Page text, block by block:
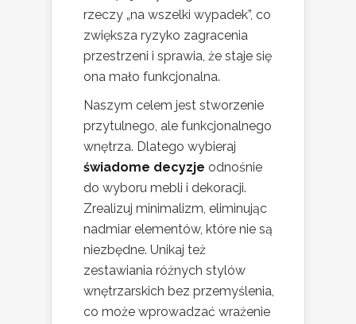
rzeczy „na wszelki wypadek”, co
zwiększa ryzyko zagracenia
przestrzeni i sprawia, że staje się
ona mało funkcjonalna.
Naszym celem jest stworzenie
przytulnego, ale funkcjonalnego
wnętrza. Dlatego wybieraj
świadome decyzje odnośnie
do wyboru mebli i dekoracji.
Zrealizuj minimalizm, eliminując
nadmiar elementów, które nie są
niezbędne. Unikaj też
zestawiania różnych stylów
wnętrzarskich bez przemyślenia,
co może wprowadzać wrażenie